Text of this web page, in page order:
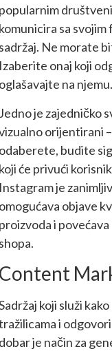
sa
Ne morate
onaj koji
na njemu.
je zajedničko
orijentirani
budite
će privući
je
objave
i
koji služi
i
je način za